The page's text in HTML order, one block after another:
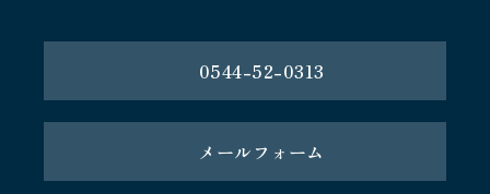
0544-52-0313
メールフォーム